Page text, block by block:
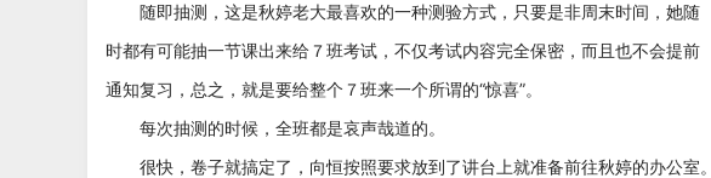
随即抽测，这是秋婷老大最喜欢的一种测验方式，只要是非周末时间，她随
时都有可能抽一节课出来给７班考试，不仅考试内容完全保密，而且也不会提前
通知复习，总之，就是要给整个７班来一个所谓的“惊喜”。
每次抽测的时候，全班都是哀声哉道的。
很快，卷子就搞定了，向恒按照要求放到了讲台上就准备前往秋婷的办公室。